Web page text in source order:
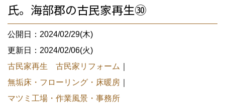
氏。海部郡の古民家再生㉚
公開日：2024/02/29(木)
更新日：2024/02/06(火)
古民家再生 古民家リフォーム
無垢床・フローリング・床暖房
マツミ工場・作業風景・事務所